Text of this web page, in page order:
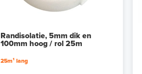
Randisolatie, 5mm dik en
100mm hoog / rol 25m
25m¹ lang